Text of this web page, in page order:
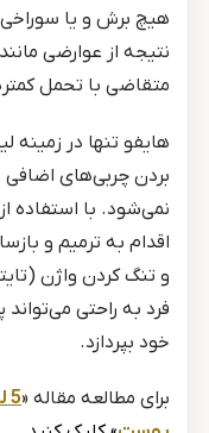
هیچ برش و یا
نتیجه از عوارضی
متقاضی با تحمل
هایفو تنها در
بردن چربی‌های اضافی
نمی‌شود. با استفاده
اقدام به ترمیم و
و تنگ کردن واژن
فرد به راحتی
خود بپردازد.
برای مطالعه مقاله «